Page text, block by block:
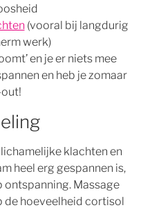
(vooral bij langdurig
werk)
en je er niets mee
en heb je zomaar
klachten en
heel erg gespannen is,
ontspanning. Massage
de hoeveelheid cortisol